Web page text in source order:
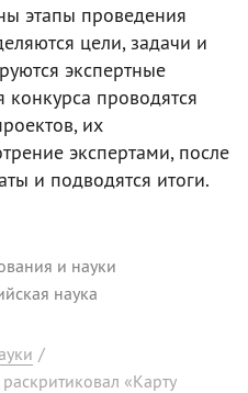
этапы проведения
цели, задачи и
экспертные
проводятся
их
экспертами, после
и подводятся итоги.
и науки
наука
/
«Карту